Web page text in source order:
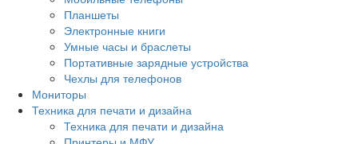
Планшеты
Электронные книги
Умные часы и браслеты
Портативные зарядные устройства
Чехлы для телефонов
Мониторы
Техника для печати и дизайна
Техника для печати и дизайна